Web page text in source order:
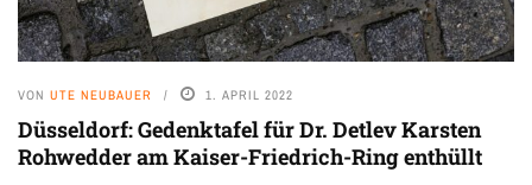
VON UTE NEUBAUER 1. APRIL 2022
Düsseldorf: Gedenktafel für Dr. Detlev Karsten
Rohwedder am Kaiser-Friedrich-Ring enthüllt